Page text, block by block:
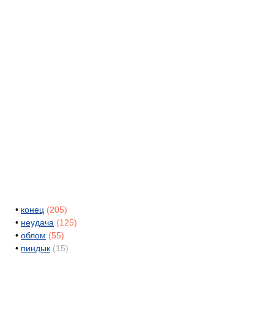
• конец (205)
• неудача (125)
• облом (55)
• пиндык (15)